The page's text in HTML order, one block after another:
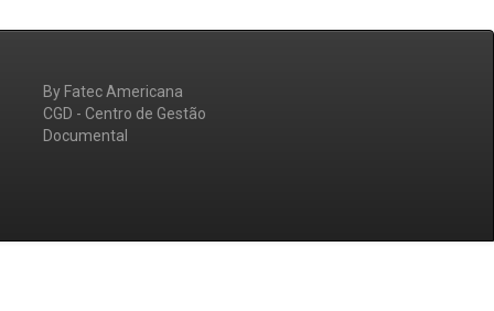
By Fatec Americana
CGD - Centro de Gestão
Documental